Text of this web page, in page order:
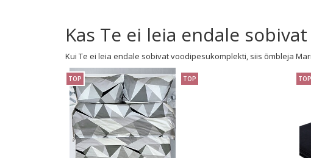
Kas Te ei leia endale
Kui Te ei leia endale sobivat voodipesukomplekti, siis õmbleja
TOP TOP TOP